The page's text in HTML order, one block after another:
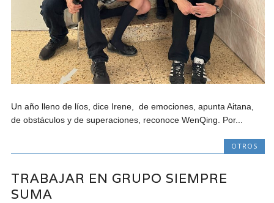
Un año lleno de líos, dice Irene, de emociones, apunta Aitana,
de obstáculos y de superaciones, reconoce WenQing. Por...
OTROS
TRABAJAR EN GRUPO SIEMPRE
SUMA